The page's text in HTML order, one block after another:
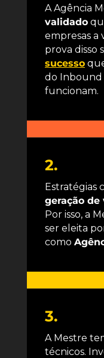
A Agência
validado
empresas a
prova disso
sucesso
do Inbound
funcionam.
2.
Estratégias
geração de
Por isso, a
ser eleita
como
3.
A Mestre
técnicos.